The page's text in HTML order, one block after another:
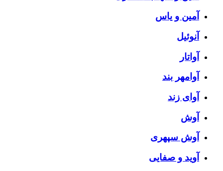
آمین و یاس
آنوئیل
آواتار
آوامهر بند
آوای زند
آوش
آوش سپهری
آوید و صفایی